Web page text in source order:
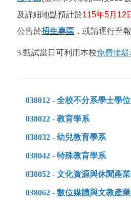
及詳細地點預計於115年5月12
公告於招生專區 ，或請逕行至
3.甄試當日可利用本校免費接駁
038012 - 全校不分系學士學
038022 - 教育學系
038032 - 幼兒教育學系
038042 - 特殊教育學系
038052 - 文化資源與休閒產
038062 - 數位媒體與文教產